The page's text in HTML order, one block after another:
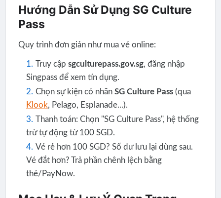
Hướng Dẫn Sử Dụng SG Culture
Pass
Quy trình đơn giản như mua vé online:
Truy cập sgculturepass.gov.sg, đăng nhập
Singpass để xem tín dụng.
Chọn sự kiện có nhãn SG Culture Pass(qua
Klook, Pelago, Esplanade...).
Thanh toán: Chọn "SG Culture Pass", hệ thống
trừ tự động từ 100 SGD.
Vé rẻ hơn 100 SGD? Số dư lưu lại dùng sau.
Vé đắt hơn? Trả phần chênh lệch bằng
thẻ/PayNow.